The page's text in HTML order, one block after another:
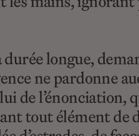
longue,
ne pardonne
de l’énonciation,
tout élément de